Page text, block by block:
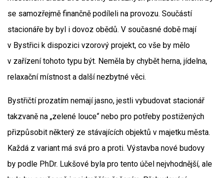
se samozřejmě finančně podíleli na provozu. Součástí
stacionáře by byl i dovoz obědů. V současné době mají
v Bystřici k dispozici vzorový projekt, co vše by mělo
v zařízení tohoto typu být. Neměla by chybět herna, jídelna,
relaxační místnost a další nezbytné věci.
Bystřičtí prozatím nemají jasno, jestli vybudovat stacionář
takzvaně na „zelené louce“ nebo pro potřeby postižených
přizpůsobit některý ze stávajících objektů v majetku města.
Každá z variant má svá pro a proti. Výstavba nové budovy
by podle PhDr. Lukšové byla pro tento účel nejvhodnější, ale